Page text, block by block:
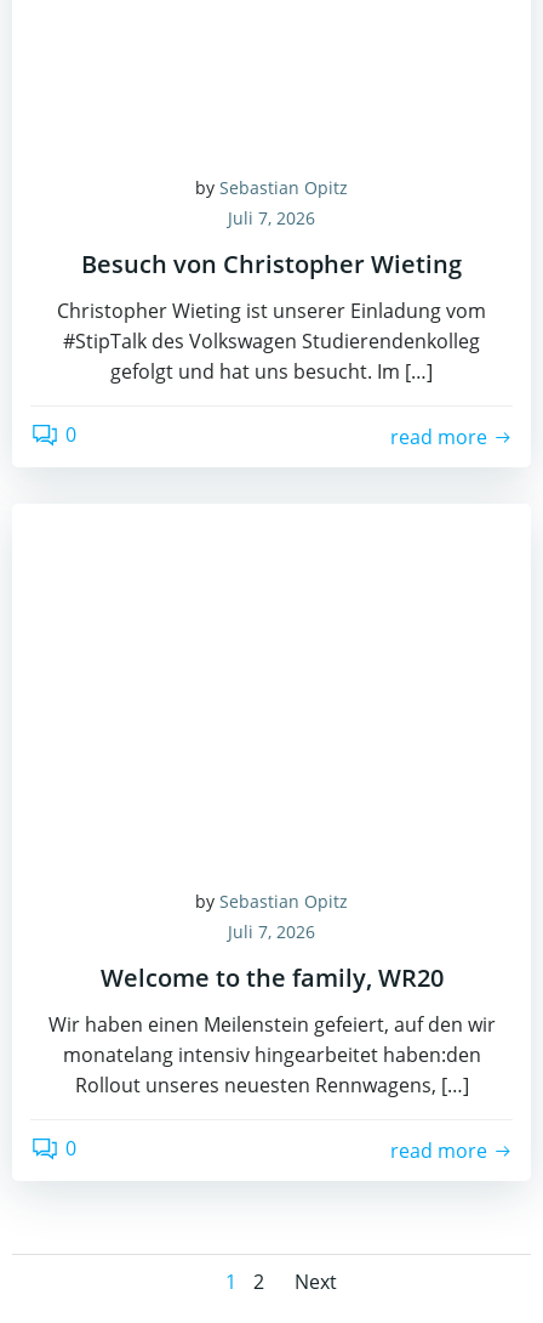
by Sebastian Opitz
Juli 7, 2026
Besuch von Christopher Wieting
Christopher Wieting ist unserer Einladung vom
#StipTalk des Volkswagen Studierendenkolleg
gefolgt und hat uns besucht. Im […]
0 read more
by Sebastian Opitz
Juli 7, 2026
Welcome to the family, WR20
Wir haben einen Meilenstein gefeiert, auf den wir
monatelang intensiv hingearbeitet haben:den
Rollout unseres neuesten Rennwagens, […]
0 read more
Posts
Page
1 Page
2
Posts
Next